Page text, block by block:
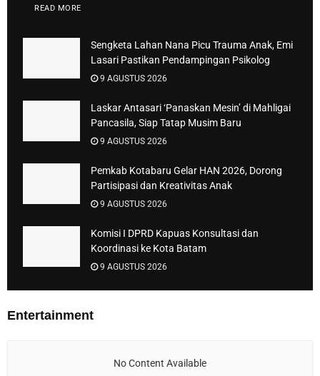
READ MORE
Sengketa Lahan Nana Picu Trauma Anak, Emi
Lasari Pastikan Pendampingan Psikolog
9 AGUSTUS 2026
Laskar Antasari ‘Panaskan Mesin’ di Mahligai
Pancasila, Siap Tatap Musim Baru
9 AGUSTUS 2026
Pemkab Kotabaru Gelar HAN 2026, Dorong
Partisipasi dan Kreativitas Anak
9 AGUSTUS 2026
Komisi I DPRD Kapuas Konsultasi dan
Koordinasi ke Kota Batam
9 AGUSTUS 2026
Entertainment
No Content Available